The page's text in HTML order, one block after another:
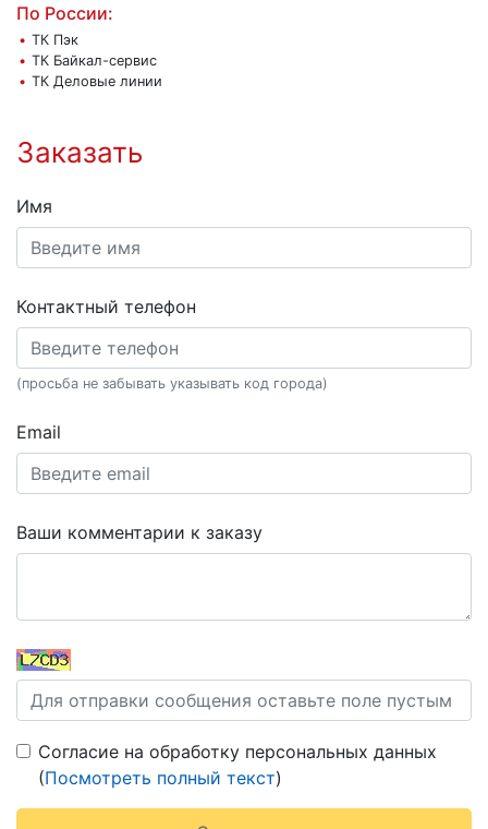
По России:
ТК Пэк
ТК Байкал-сервис
ТК Деловые линии
Заказать
Имя
Контактный телефон
(просьба не забывать указывать код города)
Email
Ваши комментарии к заказу
Согласие на обработку персональных данных
(Посмотреть полный текст)